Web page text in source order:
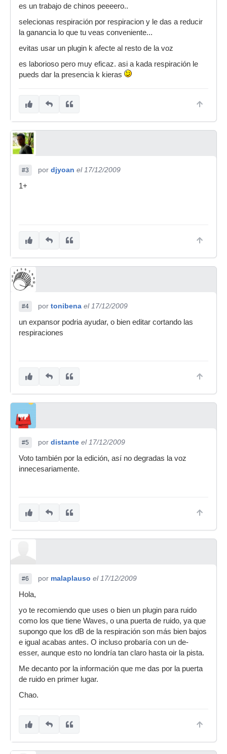
es un trabajo de chinos peeeero..
selecionas respiración por respiracion y le das a reducir
la ganancia lo que tu veas conveniente...
evitas usar un plugin k afecte al resto de la voz
es laborioso pero muy eficaz. asi a kada respiración le
pueds dar la presencia k kieras
#3 por djyoan el 17/12/2009
1+
#4 por tonibena el 17/12/2009
un expansor podria ayudar, o bien editar cortando las
respiraciones
#5 por distante el 17/12/2009
Voto también por la edición, así no degradas la voz
innecesariamente.
#6 por malaplauso el 17/12/2009
Hola,
yo te recomiendo que uses o bien un plugin para ruido
como los que tiene Waves, o una puerta de ruido, ya que
supongo que los dB de la respiración son más bien bajos
e igual acabas antes. O incluso probaría con un de-
esser, aunque esto no londría tan claro hasta oir la pista.
Me decanto por la información que me das por la puerta
de ruido en primer lugar.
Chao.